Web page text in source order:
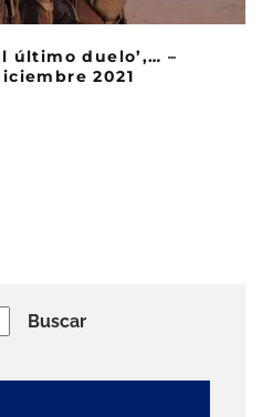
último duelo’,… –
2021
Buscar